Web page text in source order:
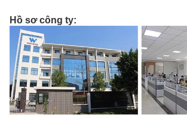
Hồ sơ công ty: